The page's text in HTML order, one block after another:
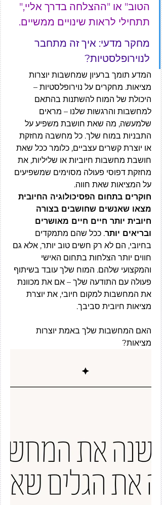
הטוב" או "ההצלחה בדרך אליי,"
תתחילי לראות שינויים ממשיים.
מחקר מדעי: איך זה מתחבר
לנוירופלסטיות?
המדע תומך ברעיון שמחשבות יוצרות
מציאות. מחקרים על נוירופלסטיות –
היכולת של המוח להשתנות בהתאם
למחשבות והרגשות שלנו – מראים
שלמעשה, מה שאת חושבת משפיע על
התבניות במוח שלך. כל מחשבה מחזקת
או יוצרת קשרים עצביים, כלומר ככל שאת
חושבת מחשבות חיוביות או שליליות, את
מחזקת דפוסי פעולה מסוימים שמשפיעים
על המציאות שאת חווה.
חוקרים בתחום הפסיכולוגיה החיובית
מצאו שאנשים שחושבים בצורה
חיובית יותר חיים חיים מאושרים
ובריאים יותר. ככל שהם מתמקדים
בחיובי, הם לא רק חשים טוב יותר, אלא גם
חווים יותר הצלחות בתחום האישי
והמקצועי שלהם. המוח שלך עובד בשיתוף
פעולה עם התודעה שלך – אם את מכוונת
את המחשבות למקום חיובי, את יוצרת
מציאות חיובית סביבך.
האם המחשבות שלך באמת יוצרות
מציאות?